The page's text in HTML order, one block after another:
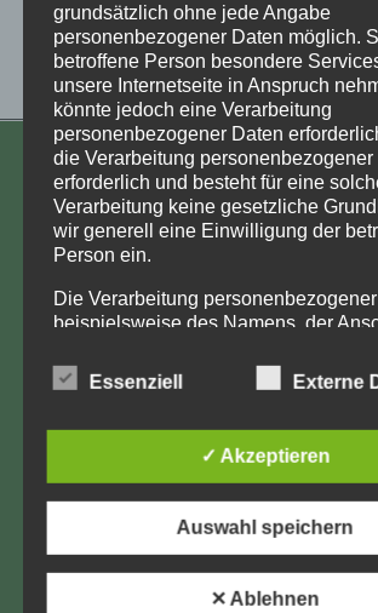
KONTAKT
Aufarbeitung und Erforschung
Kinderverschickung e.V.
Anja Röhl
Kiehlufer 43
info@Verschickungsheime.de
Datenschutz
grundsätzlich ohne jede Angabe
personenbezogener Daten möglich.
betroffene Person besondere
unsere Internetseite in Anspruch
könnte jedoch eine Verarbeitung
personenbezogener Daten
die Verarbeitung personenbezogener
erforderlich und besteht für eine
Verarbeitung keine gesetzliche
wir generell eine Einwilligung der
Person ein.
Die Verarbeitung
beispielsweise des Namens, der
Person, erfolgt stets im Einklang mit
Datenschutz-Grundverordnung und in
landesspezifischen
Mittels dieser Datenschutzerklärung
und Zweck der von uns erhobenen,
verarbeiteten personenbezogenen
mittels dieser Datenschutzerklärung
Essenziell Externe
✓ Akzeptieren
Auswahl speichern
✕ Ablehnen